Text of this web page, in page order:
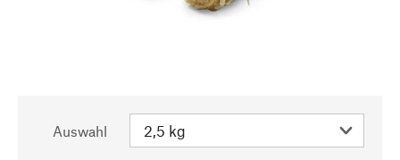
Auswahl